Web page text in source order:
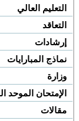
التعليم العالي
التعاقد
إرشادات
نماذج المبارايات
وزارة
الإمتحان الموحد
مقالات